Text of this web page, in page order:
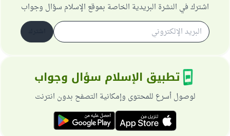
اشترك في النشرة البريدية الخاصة بموقع الإسلام سؤال وجواب
تطبيق الإسلام سؤال وجواب
لوصول أسرع للمحتوى وإمكانية التصفح بدون انترنت